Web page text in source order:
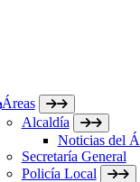
Áreas
Alcaldía
Noticias del
Secretaría General
Policía Local